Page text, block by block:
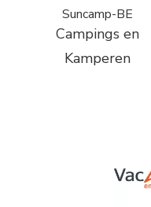
Suncamp-BE
Campings en
Kamperen